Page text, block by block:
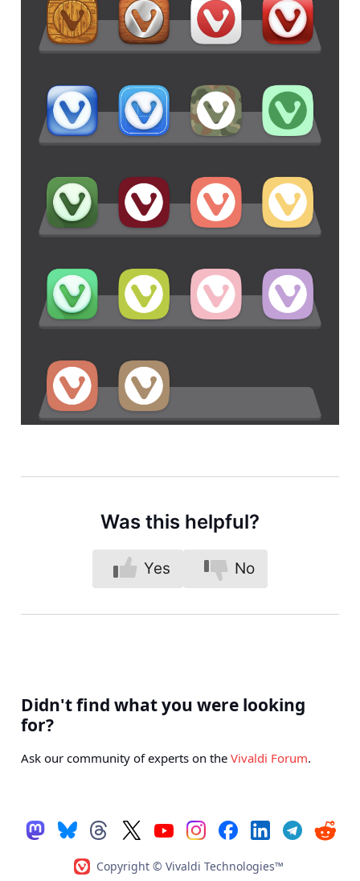
Was this helpful?
Yes No
Didn't find what you were looking
for?
Ask our community of experts on the Vivaldi Forum.
Copyright © Vivaldi Technologies™